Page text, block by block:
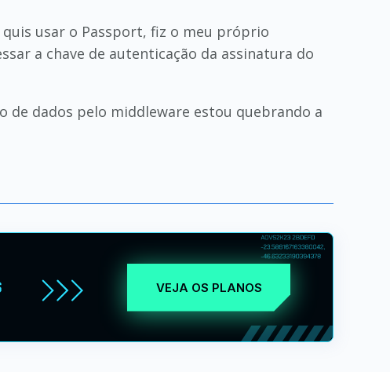
quis usar o Passport, fiz o meu próprio
a chave de autenticação da assinatura do
de dados pelo middleware estou quebrando a
VEJA OS PLANOS